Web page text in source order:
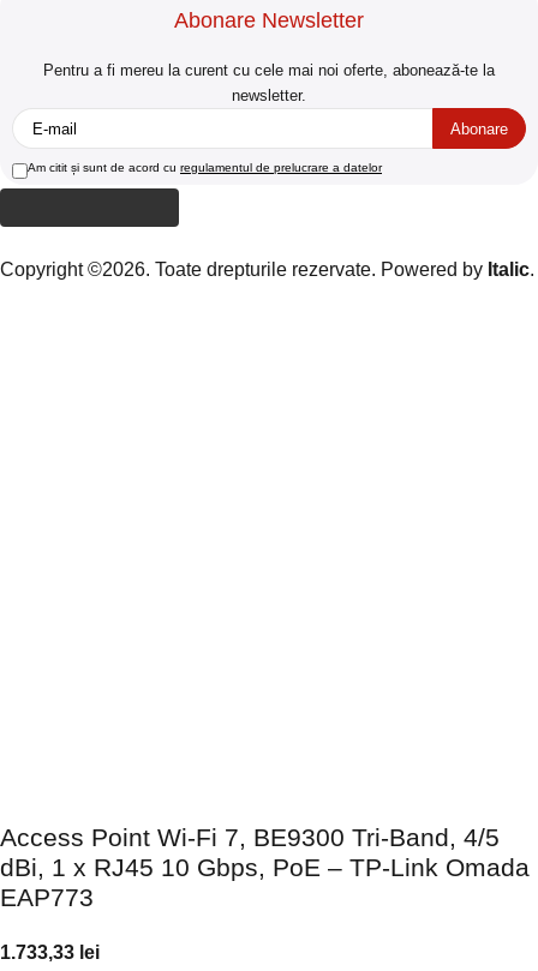
Abonare Newsletter
Pentru a fi mereu la curent cu cele mai noi oferte, abonează-te la
newsletter.
Am citit și sunt de acord cu regulamentul de prelucrare a datelor
Copyright ©2026. Toate drepturile rezervate. Powered by Italic.
Access Point Wi-Fi 7, BE9300 Tri-Band, 4/5
dBi, 1 x RJ45 10 Gbps, PoE – TP-Link Omada
EAP773
1.733,33 lei